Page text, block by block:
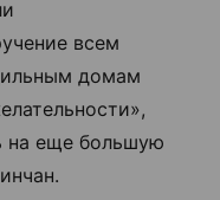
всем
домам
на еще большую